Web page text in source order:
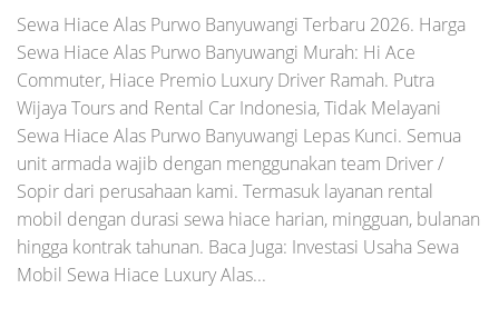
Sewa Hiace Alas Purwo Banyuwangi Terbaru 2026. Harga
Sewa Hiace Alas Purwo Banyuwangi Murah: Hi Ace
Commuter, Hiace Premio Luxury Driver Ramah. Putra
Wijaya Tours and Rental Car Indonesia, Tidak Melayani
Sewa Hiace Alas Purwo Banyuwangi Lepas Kunci. Semua
unit armada wajib dengan menggunakan team Driver /
Sopir dari perusahaan kami. Termasuk layanan rental
mobil dengan durasi sewa hiace harian, mingguan, bulanan
hingga kontrak tahunan. Baca Juga: Investasi Usaha Sewa
Mobil Sewa Hiace Luxury Alas...